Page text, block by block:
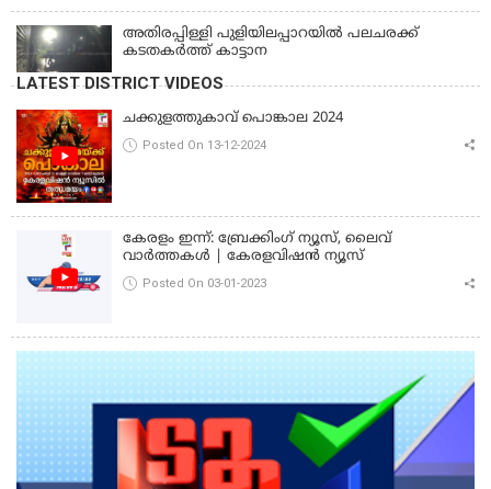
അതിരപ്പിള്ളി പുളിയിലപ്പാറയിൽ പലചരക്ക്
കടതകർത്ത് കാട്ടാന
LATEST DISTRICT VIDEOS
ചക്കുളത്തുകാവ് പൊങ്കാല 2024
Posted On 13-12-2024
കേരളം ഇന്ന്: ബ്രേക്കിംഗ് ന്യൂസ്, ലൈവ്
വാർത്തകൾ | കേരളവിഷൻ ന്യൂസ്
Posted On 03-01-2023